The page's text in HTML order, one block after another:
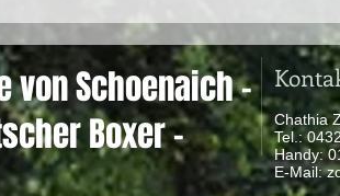
von Schoenaich -
Boxer -
Chathia
Tel.:
Handy:
​ E-Mail: